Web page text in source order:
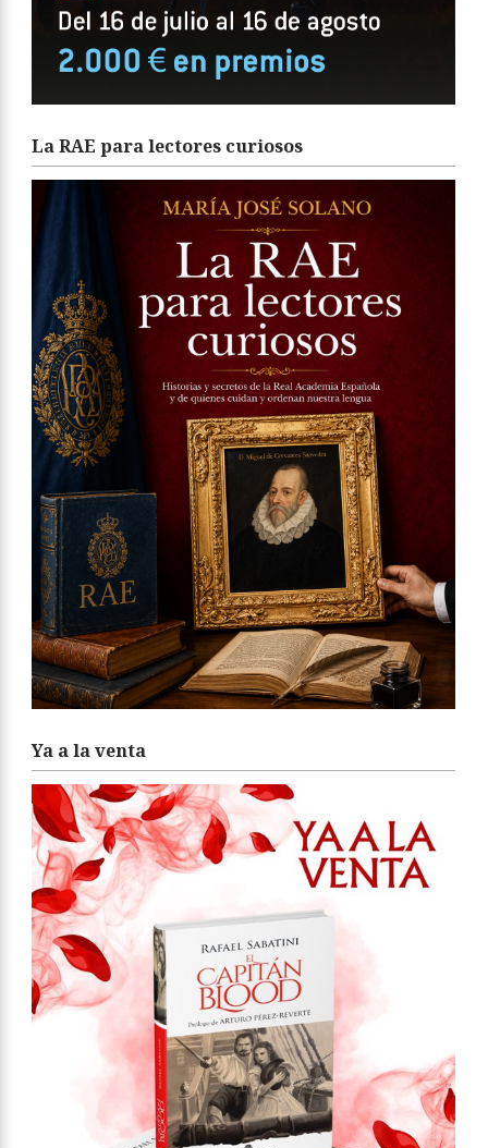
La RAE para lectores curiosos
Ya a la venta